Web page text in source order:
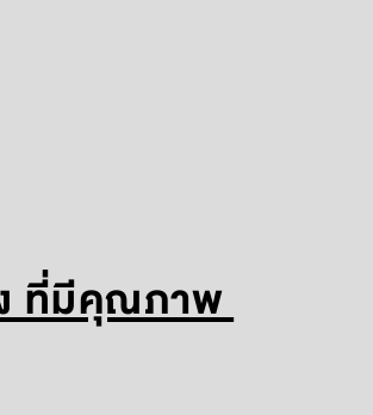
ง ที่มีคุณภาพ